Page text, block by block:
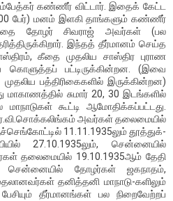
கண்ணீர் விட்டார். இதைக் கேட்ட
பேர்) மனம் இளகி தாங்களும் கண்ணீர்
தோழர் சிவராஜ் அவர்கள் (பல
இந்தத் தீர்மானம் செய்த
கீதை முதலிய சாஸ்திர புராண
கொளுத்தப் பட்டிருக்கின்றன. (இவை
முதலிய பத்திரிகைகளில் இருக்கின்றன)
மாகாணத்தில் சுமார் 20, 30 இடங்களில்
கூட்டி ஆமோதிக்கப்பட்டது.
அவர்கள் தலைமையில்
11.11.1935லும் தூத்துக்-
27.10.1935லும், சென்னையில்
தலைமையில் 19.10.1935ஆம் தேதி
சென்னையில் தோழர்கள் ஜகநாதம்,
தனித்தனி மாநாடு-களிலும்
தீர்மானங்கள் பல நிறைவேற்றப்